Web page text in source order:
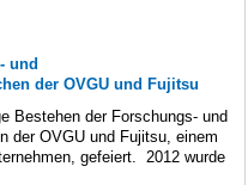
und
der OVGU und Fujitsu
Bestehen der Forschungs- und
der OVGU und Fujitsu, einem
gefeiert. 2012 wurde